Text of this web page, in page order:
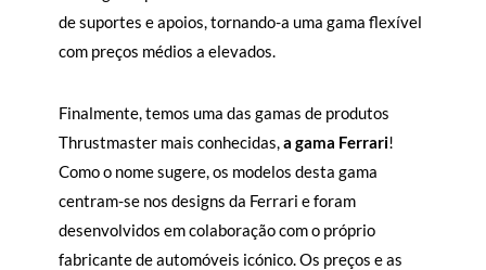
de suportes e apoios, tornando-a uma gama flexível
com preços médios a elevados.
Finalmente, temos uma das gamas de produtos
Thrustmaster mais conhecidas,a gama Ferrari!
Como o nome sugere, os modelos desta gama
centram-se nos designs da Ferrari e foram
desenvolvidos em colaboração com o próprio
fabricante de automóveis icónico. Os preços e as